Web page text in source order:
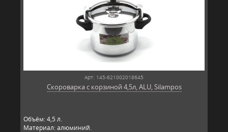
Арт: 145-621002018645
Скороварка с корзиной 4,5л, ALU, Silampos
Объём: 4,5 л.
Материал: алюминий.